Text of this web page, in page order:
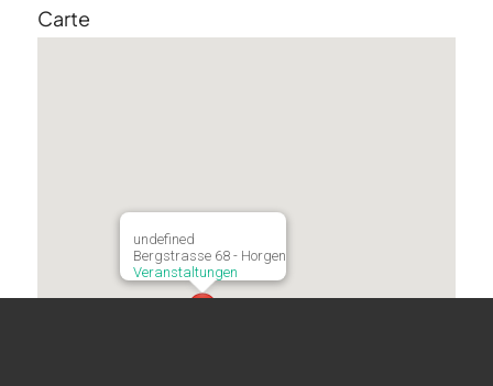
Carte
undefined
Bergstrasse 68 - Horgen
Veranstaltungen